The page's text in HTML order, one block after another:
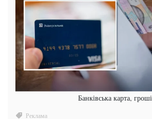
Банківська карта, гроші